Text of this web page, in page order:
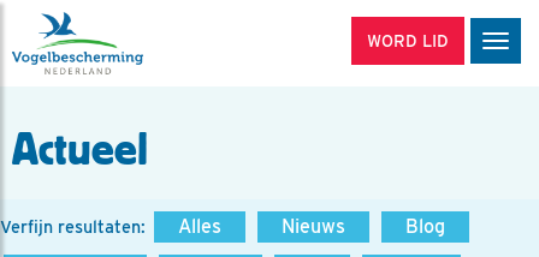
WORD LID
Actueel
Verfijn resultaten: Alles Nieuws
Blog